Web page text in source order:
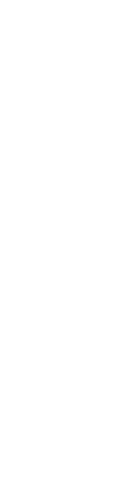
承ください。
作成されるも
ご了承くださ
機器販売店・
うお願いしま
にご登録され
の共同利用者
をご了承くだ
す。
りません。
す。
ず変更すること
下、フタル酸ジブチ
はありません。
に未対応品が
年1月12日よ
: 1000ppm、
ない年数を意
可)を取得する
な手段を講じ
れらの製造装
取り引きをい